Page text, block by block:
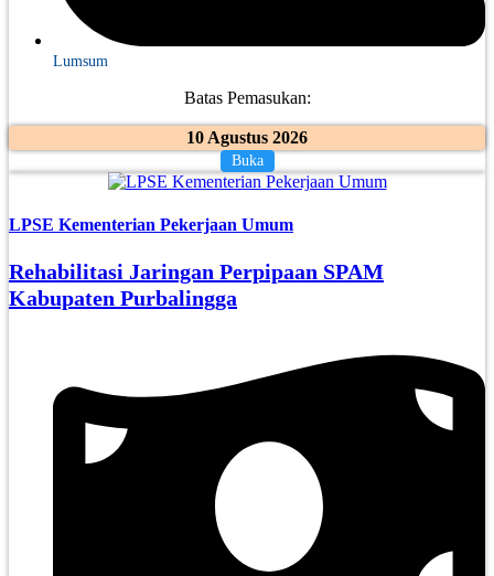
Lumsum
Batas Pemasukan:
10 Agustus 2026
Buka
LPSE Kementerian Pekerjaan Umum
Rehabilitasi Jaringan Perpipaan SPAM
Kabupaten Purbalingga